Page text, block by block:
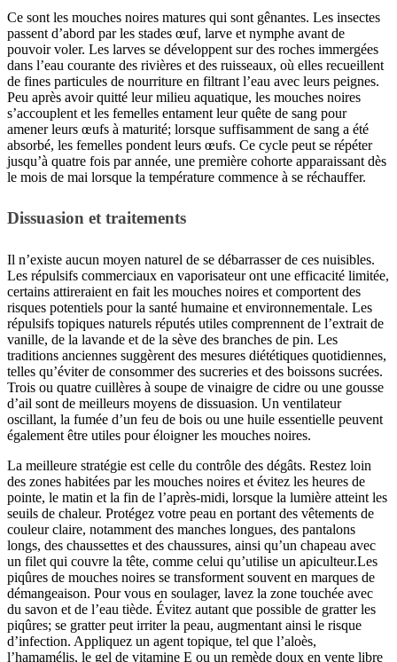
Ce sont les mouches noires matures qui sont gênantes. Les insectes
passent d’abord par les stades œuf, larve et nymphe avant de
pouvoir voler. Les larves se développent sur des roches immergées
dans l’eau courante des rivières et des ruisseaux, où elles recueillent
de fines particules de nourriture en filtrant l’eau avec leurs peignes.
Peu après avoir quitté leur milieu aquatique, les mouches noires
s’accouplent et les femelles entament leur quête de sang pour
amener leurs œufs à maturité; lorsque suffisamment de sang a été
absorbé, les femelles pondent leurs œufs. Ce cycle peut se répéter
jusqu’à quatre fois par année, une première cohorte apparaissant dès
le mois de mai lorsque la température commence à se réchauffer.
Dissuasion et traitements
Il n’existe aucun moyen naturel de se débarrasser de ces nuisibles.
Les répulsifs commerciaux en vaporisateur ont une efficacité limitée,
certains attireraient en fait les mouches noires et comportent des
risques potentiels pour la santé humaine et environnementale. Les
répulsifs topiques naturels réputés utiles comprennent de l’extrait de
vanille, de la lavande et de la sève des branches de pin. Les
traditions anciennes suggèrent des mesures diététiques quotidiennes,
telles qu’éviter de consommer des sucreries et des boissons sucrées.
Trois ou quatre cuillères à soupe de vinaigre de cidre ou une gousse
d’ail sont de meilleurs moyens de dissuasion. Un ventilateur
oscillant, la fumée d’un feu de bois ou une huile essentielle peuvent
également être utiles pour éloigner les mouches noires.
La meilleure stratégie est celle du contrôle des dégâts. Restez loin
des zones habitées par les mouches noires et évitez les heures de
pointe, le matin et la fin de l’après-midi, lorsque la lumière atteint les
seuils de chaleur. Protégez votre peau en portant des vêtements de
couleur claire, notamment des manches longues, des pantalons
longs, des chaussettes et des chaussures, ainsi qu’un chapeau avec
un filet qui couvre la tête, comme celui qu’utilise un apiculteur.Les
piqûres de mouches noires se transforment souvent en marques de
démangeaison. Pour vous en soulager, lavez la zone touchée avec
du savon et de l’eau tiède. Évitez autant que possible de gratter les
piqûres; se gratter peut irriter la peau, augmentant ainsi le risque
d’infection. Appliquez un agent topique, tel que l’aloès,
l’hamamélis, le gel de vitamine E ou un remède doux en vente libre